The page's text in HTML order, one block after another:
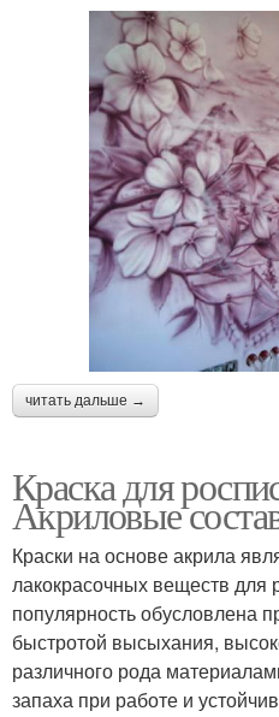
читать дальше →
Краска для
Акриловые
Краски на основе акрила
лакокрасочных веществ для
популярность обусловлена
быстротой высыхания,
различного рода
запаха при работе и